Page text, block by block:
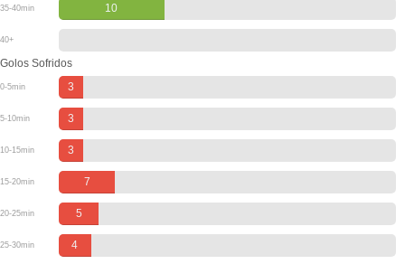
35-40min 10
40+
Golos Sofridos
0-5min 3
5-10min 3
10-15min 3
15-20min 7
20-25min 5
25-30min 4